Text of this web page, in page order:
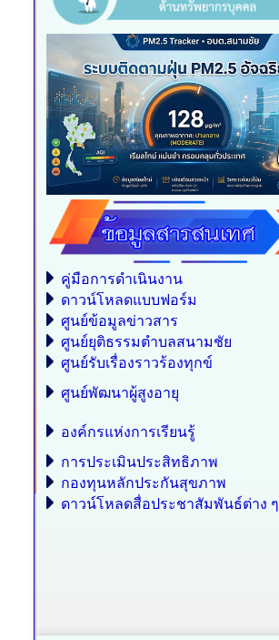
คู่มือการดำเนินงาน
ดาวน์โหลดแบบฟอร์ม
ศูนย์ข้อมูลข่าวสาร
ศูนย์ยุติธรรมตำบลสนามชัย
ศูนย์รับเรื่องราวร้องทุกข์
ศูนย์พัฒนาผู้สูงอายุ
องค์กรแห่งการเรียนรู้
การประเมินประสิทธิภาพ
กองทุนหลักประกันสุขภาพ
ดาวน์โหลดสื่อประชาสัมพันธ์ต่าง ๆ